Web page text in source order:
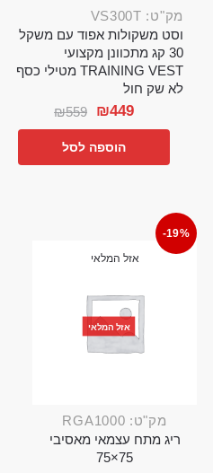
מק"ט: VS300T
וסט משקולות אפוד עם משקל
30 קג מתכוונן מקצועי
TRAINING VEST מטילי כסף
לא שק חול
₪559 ₪449
הוספה לסל
-19%
אזל המלאי
אזל המלאי
מק"ט: RGA1000
ריג מתח עצמאי מאסיבי
75×75